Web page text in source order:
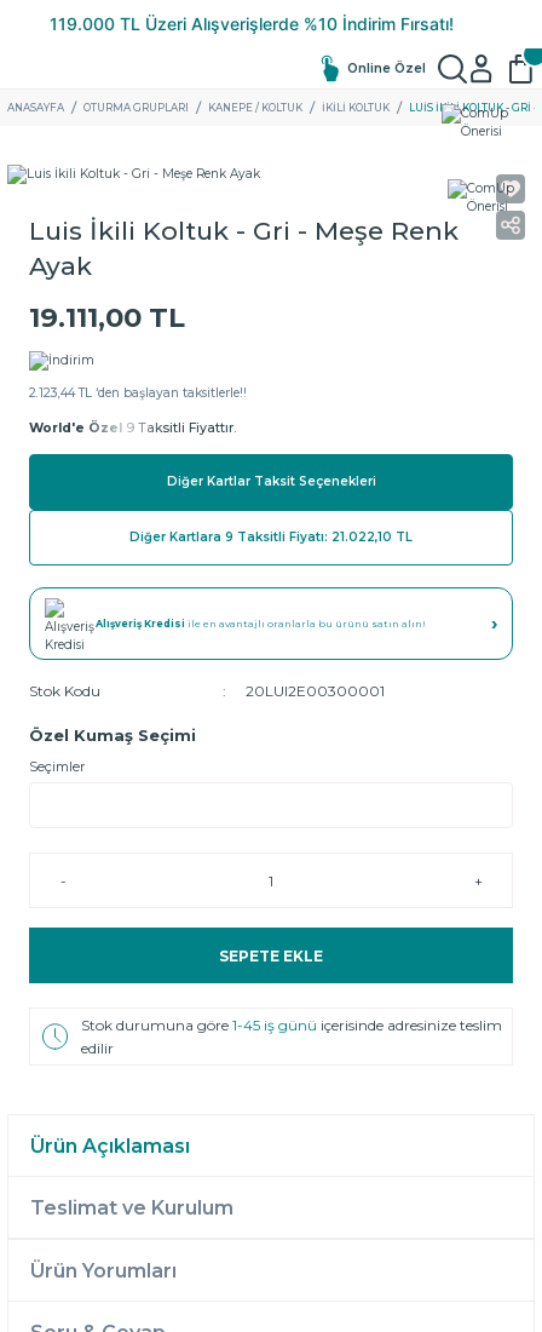
Online Özel
ANASAYFA OTURMA GRUPLARI KANEPE / KOLTUK İKILI KOLTUK LUIS İKILI KOLTUK - GRI -
Luis İkili Koltuk - Gri - Meşe Renk
Ayak
19.111,00 TL
2.123,44 TL ‘den başlayan taksitlerle!!
World'e Özel 9 Taksitli Fiyattır.
Diğer Kartlar Taksit Seçenekleri
Diğer Kartlara 9 Taksitli Fiyatı: 21.022,10 TL
Alışveriş Kredisi ile en avantajlı oranlarla bu ürünü satın alın! ›
Stok Kodu 20LUI2E00300001
Özel Kumaş Seçimi
Seçimler
- +
SEPETE EKLE
Stok durumuna göre1-45 iş günü içerisinde adresinize teslim
edilir
Ürün Açıklaması
Teslimat ve Kurulum
Ürün Yorumları